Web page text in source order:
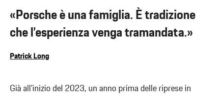
«Porsche è una famiglia. È tradizione
che l’esperienza venga tramandata.»
Patrick Long
Già all’inizio del 2023, un anno prima delle riprese in